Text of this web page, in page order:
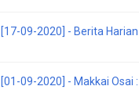
[17-09-2020] - Berita
[01-09-2020] - Makkai Osai